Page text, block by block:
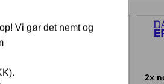
Vi gør det nemt og
2x